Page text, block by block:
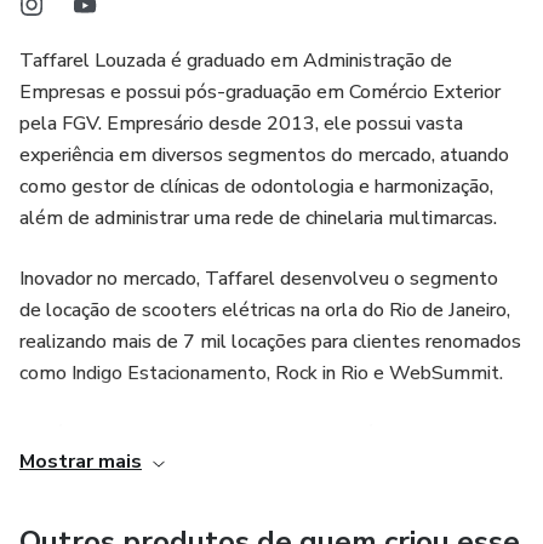
Taffarel Louzada é graduado em Administração de
Empresas e possui pós-graduação em Comércio Exterior
pela FGV. Empresário desde 2013, ele possui vasta
experiência em diversos segmentos do mercado, atuando
como gestor de clínicas de odontologia e harmonização,
além de administrar uma rede de chinelaria multimarcas.
Inovador no mercado, Taffarel desenvolveu o segmento
de locação de scooters elétricas na orla do Rio de Janeiro,
realizando mais de 7 mil locações para clientes renomados
como Indigo Estacionamento, Rock in Rio e WebSummit.
missão de formar mais de 5 mil técnicos e
elétricas&nbsp;até&nbsp;2026.
Mostrar mais